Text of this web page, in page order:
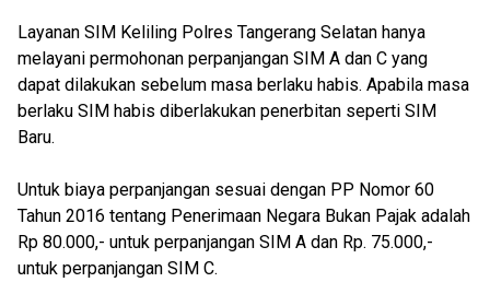
Layanan SIM Keliling Polres Tangerang Selatan hanya
melayani permohonan perpanjangan SIM A dan C yang
dapat dilakukan sebelum masa berlaku habis. Apabila masa
berlaku SIM habis diberlakukan penerbitan seperti SIM
Baru.
Untuk biaya perpanjangan sesuai dengan PP Nomor 60
Tahun 2016 tentang Penerimaan Negara Bukan Pajak adalah
Rp 80.000,- untuk perpanjangan SIM A dan Rp. 75.000,-
untuk perpanjangan SIM C.